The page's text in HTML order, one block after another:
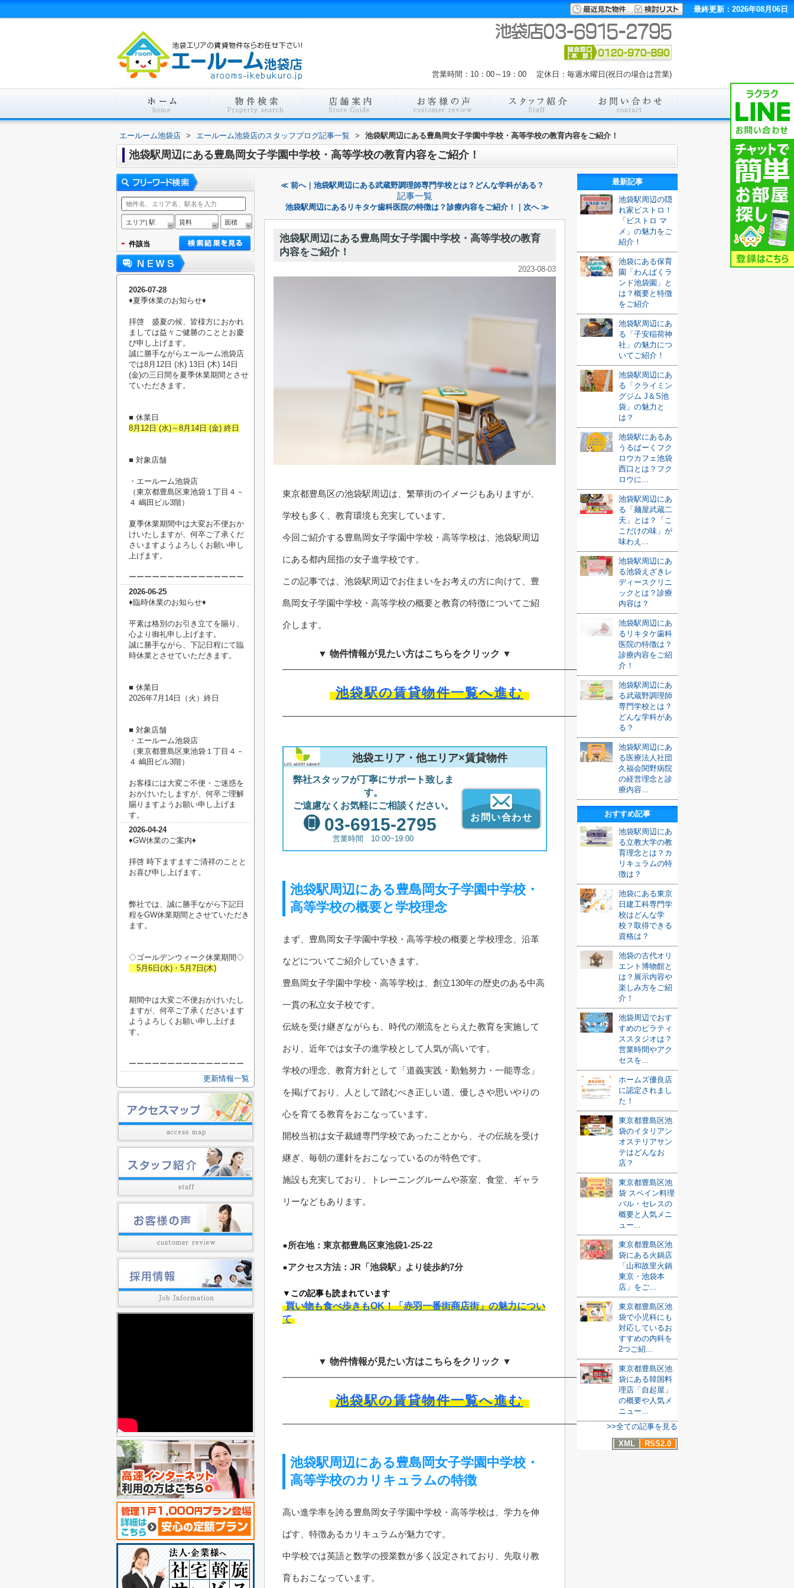
最終更新：2026年08月06日
営業時間：10：00～19：00 定休日：毎週水曜日(祝日の場合は営業)
エールーム池袋店 > エールーム池袋店のスタッフブログ記事一覧 > 池袋駅周辺にある豊島岡女子学園中学校・高等学校の教育内容をご紹介！
池袋駅周辺にある豊島岡女子学園中学校・高等学校の教育内容をご紹介！
≪ 前へ｜池袋駅周辺にある武蔵野調理師専門学校とは？どんな学科がある？
記事一覧
池袋駅周辺にあるリキタケ歯科医院の特徴は？診療内容をご紹介！｜次へ ≫
池袋駅周辺にある豊島岡女子学園中学校・高等学校の教育
内容をご紹介！
2023-08-03
東京都豊島区の池袋駅周辺は、繁華街のイメージもありますが、
学校も多く、教育環境も充実しています。
今回ご紹介する豊島岡女子学園中学校・高等学校は、池袋駅周辺
にある都内屈指の女子進学校です。
この記事では、池袋駅周辺でお住まいをお考えの方に向けて、豊
島岡女子学園中学校・高等学校の概要と教育の特徴についてご紹
介します。
▼ 物件情報が見たい方はこちらをクリック ▼
池袋駅の賃貸物件一覧へ進む
池袋エリア・他エリア×賃貸物件
弊社スタッフが丁寧にサポート致しま
す。
ご遠慮なくお気軽にご相談ください。
03-6915-2795
営業時間 10:00~19:00
お問い合わせ
池袋駅周辺にある豊島岡女子学園中学校・
高等学校の概要と学校理念
まず、豊島岡女子学園中学校・高等学校の概要と学校理念、沿革
などについてご紹介していきます。
豊島岡女子学園中学校・高等学校は、創立130年の歴史のある中高
一貫の私立女子校です。
伝統を受け継ぎながらも、時代の潮流をとらえた教育を実施して
おり、近年では女子の進学校として人気が高いです。
学校の理念、教育方針として「道義実践・勤勉努力・一能専念」
を掲げており、人として踏むべき正しい道、優しさや思いやりの
心を育てる教育をおこなっています。
開校当初は女子裁縫専門学校であったことから、その伝統を受け
継ぎ、毎朝の運針をおこなっているのが特色です。
施設も充実しており、トレーニングルームや茶室、食堂、ギャラ
リーなどもあります。
●所在地：東京都豊島区東池袋1-25-22
●アクセス方法：JR「池袋駅」より徒歩約7分
▼この記事も読まれています
買い物も食べ歩きもOK！「赤羽一番街商店街」の魅力につい
て
▼ 物件情報が見たい方はこちらをクリック ▼
池袋駅の賃貸物件一覧へ進む
池袋駅周辺にある豊島岡女子学園中学校・
高等学校のカリキュラムの特徴
高い進学率を誇る豊島岡女子学園中学校・高等学校は、学力を伸
ばす、特徴あるカリキュラムが魅力です。
中学校では英語と数学の授業数が多く設定されており、先取り教
育もおこなっています。
最新記事
池袋駅周辺の隠
れ家ビストロ！
「ビストロ マ
メ」の魅力をご
紹介！
池袋にある保育
園「わんぱくラ
ンド池袋園」と
は？概要と特徴
をご紹介
池袋駅周辺にあ
る「子安稲荷神
社」の魅力につ
いてご紹介！
池袋駅周辺にあ
る「クライミン
グジム J＆S池
袋」の魅力と
は？
池袋駅にあるあ
うるぱーくフク
ロウカフェ池袋
西口とは？フク
ロウに...
池袋駅周辺にあ
る「麺屋武蔵二
天」とは？「こ
こだけの味」が
味わえ...
池袋駅周辺にあ
る池袋えざきレ
ディースクリニ
ックとは？診療
内容は？
池袋駅周辺にあ
るリキタケ歯科
医院の特徴は？
診療内容をご紹
介！
池袋駅周辺にあ
る武蔵野調理師
専門学校とは？
どんな学科があ
る？
池袋駅周辺にあ
る医療法人社団
久福会関野病院
の経営理念と診
療内容...
おすすめ記事
池袋駅周辺にあ
る立教大学の教
育理念とは？カ
リキュラムの特
徴は？
池袋にある東京
日建工科専門学
校はどんな学
校？取得できる
資格は？
池袋の古代オリ
エント博物館と
は？展示内容や
楽しみ方をご紹
介！
池袋周辺でおす
すめのピラティ
ススタジオは？
営業時間やアク
セスを...
ホームズ優良店
に認定されまし
た！
東京都豊島区池
袋のイタリアン
オステリアサン
テはどんなお
店？
東京都豊島区池
袋 スペイン料理
バル・セレスの
概要と人気メニ
ュー...
東京都豊島区池
袋にある火鍋店
「山和故里火鍋
東京・池袋本
店」をご...
東京都豊島区池
袋で小児科にも
対応しているお
すすめの内科を
2つご紹...
東京都豊島区池
袋にある韓国料
理店「自起屋」
の概要や人気メ
ニュー...
>>全ての記事を見る
XML
RSS2.0
エリア| 駅 賃料 面積
- 件該当
2026-07-28
♦︎夏季休業のお知らせ♦︎
拝啓 盛夏の候、皆様方におかれ
ましては益々ご健勝のこととお慶
び申し上げます。
誠に勝手ながらエールーム池袋店
では8月12日 (水) 13日 (木) 14日
(金)の三日間を夏季休業期間とさせ
ていただきます。
■ 休業日
8月12日 (水)～8月14日 (金) 終日
■ 対象店舗
・エールーム池袋店
（東京都豊島区東池袋１丁目４－
４ 嶋田ビル3階）
夏季休業期間中は大変お不便おか
けいたしますが、何卒ご了承くだ
さいますようよろしくお願い申し
上げます。
ーーーーーーーーーーーーーーー
2026-06-25
♦臨時休業のお知らせ♦
平素は格別のお引き立てを賜り、
心より御礼申し上げます。
誠に勝手ながら、下記日程にて臨
時休業とさせていただきます。
■ 休業日
2026年7月14日（火）終日
■ 対象店舗
・エールーム池袋店
（東京都豊島区東池袋１丁目４－
４ 嶋田ビル3階）
お客様には大変ご不便・ご迷惑を
おかけいたしますが、何卒ご理解
賜りますようお願い申し上げま
す。
2026-04-24
♦︎GW休業のご案内♦︎
拝啓 時下ますますご清祥のことと
お喜び申し上げます。
弊社では、誠に勝手ながら下記日
程をGW休業期間とさせていただき
ます。
◇ゴールデンウィーク休業期間◇
5月6日(水)・5月7日(木)
期間中は大変ご不便おかけいたし
ますが、何卒ご了承くださいます
ようよろしくお願い申し上げま
す。
ーーーーーーーーーーーーーーー
更新情報一覧